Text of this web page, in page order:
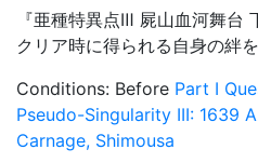
『亜種特異点Ⅲ 屍山血河舞台
クリア時に得られる自身の絆
Conditions: Before Part I
Pseudo-Singularity III: 1639
Carnage, Shimousa